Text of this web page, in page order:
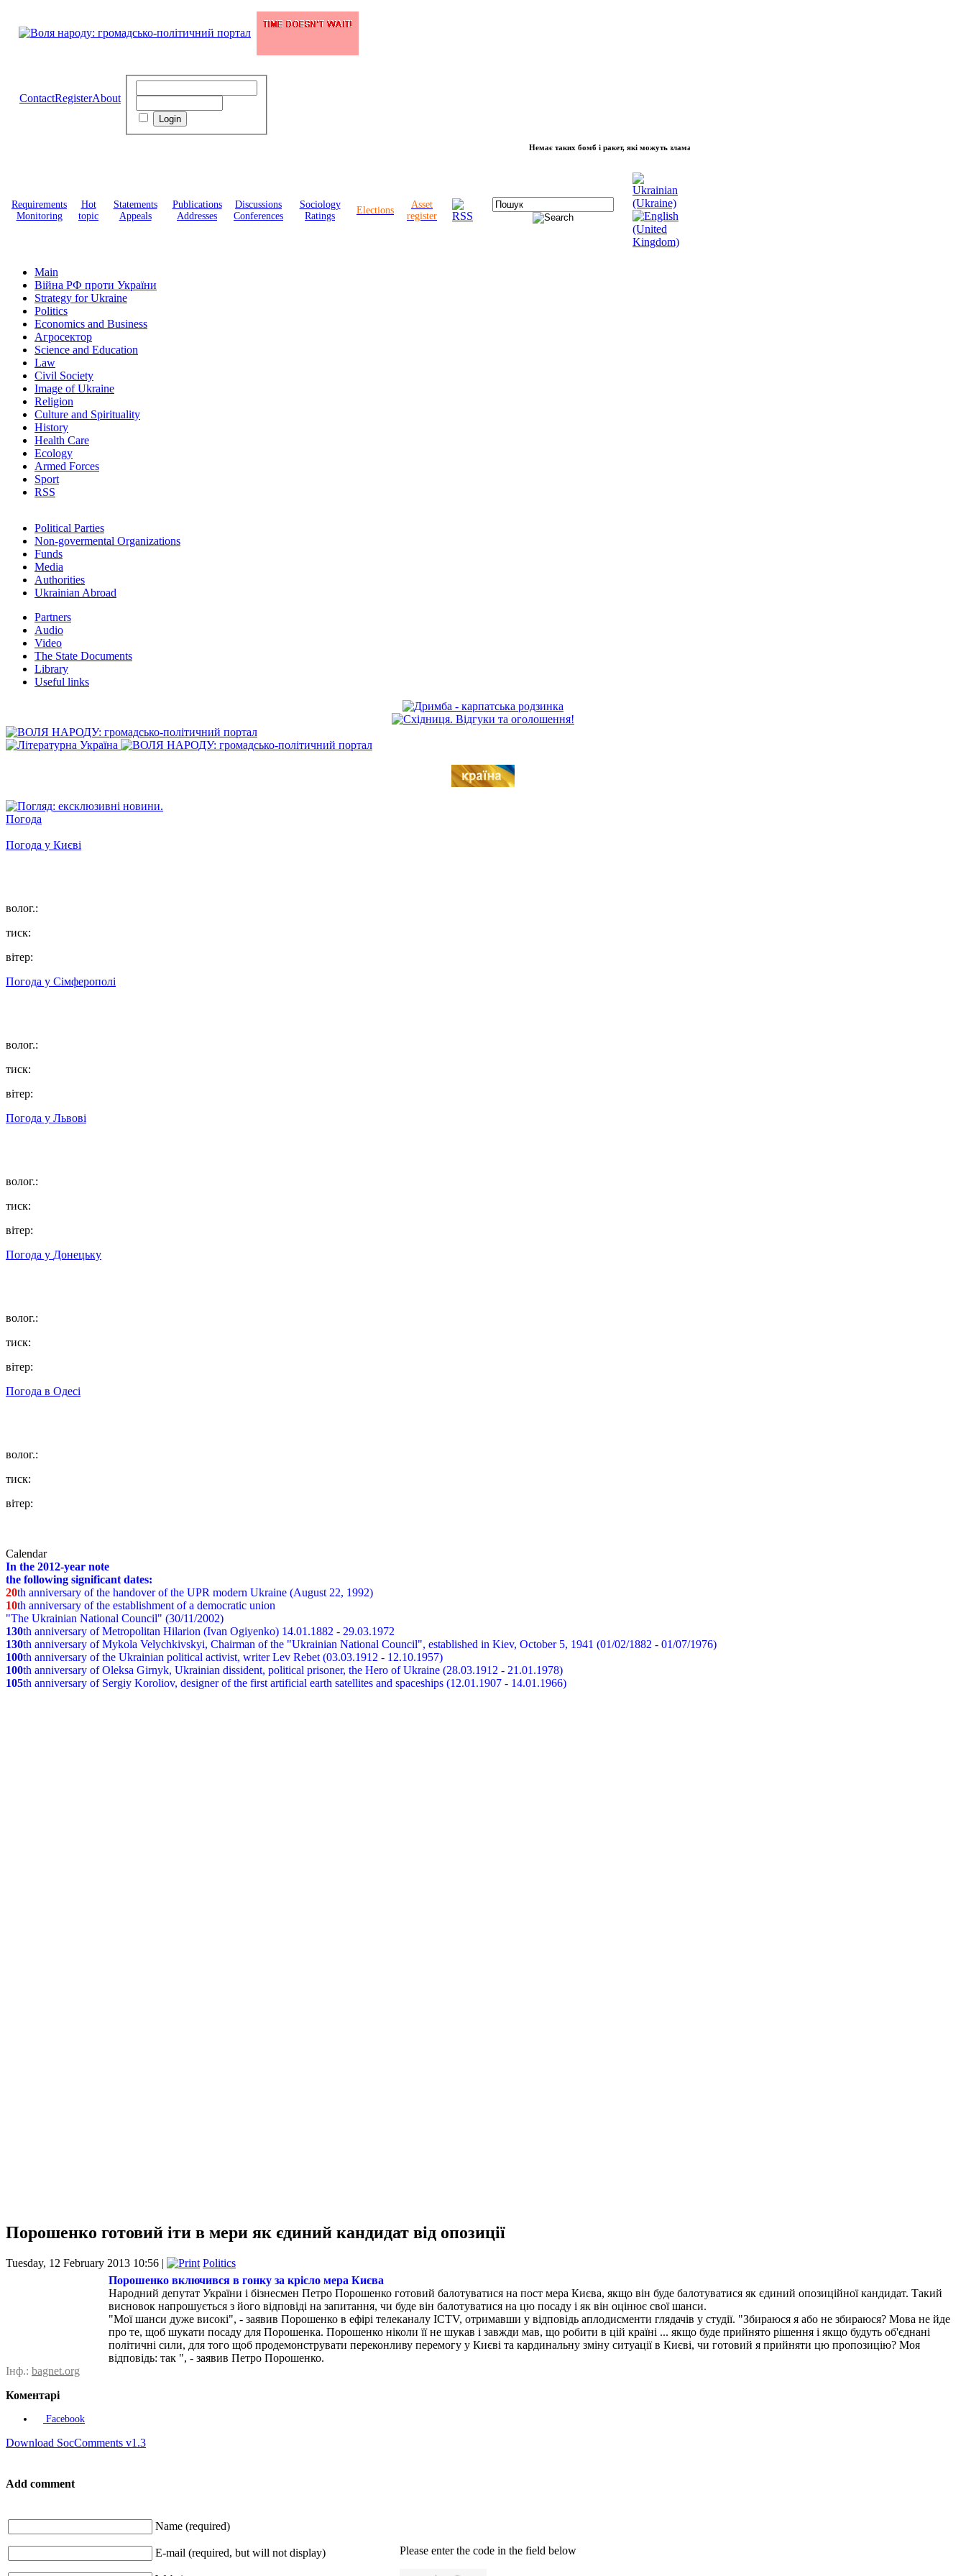
ContactRegisterAbout
Немає таких бомб і ракет, які можуть зламати волю народу, - Президент України Володимир Зеленський
Requirements
Monitoring
Hot
topic
Statements
Appeals
Publications
Addresses
Discussions
Conferences
Sociology
Ratings
Elections
Asset
register
Main
Війна РФ проти України
Strategy for Ukraine
Politics
Economics and Business
Агросектор
Science and Education
Law
Civil Society
Image of Ukraine
Religion
Culture and Spirituality
History
Health Care
Ecology
Armed Forces
Sport
RSS
Political Parties
Non-govermental Organizations
Funds
Мedia
Authorities
Ukrainian Abroad
Partners
Audio
Video
The State Documents
Library
Useful links
Погода
Погода у Києві
волог.:
тиск:
вітер:
Погода у Сімферополі
волог.:
тиск:
вітер:
Погода у Львові
волог.:
тиск:
вітер:
Погода у Донецьку
волог.:
тиск:
вітер:
Погода в Одесі
волог.:
тиск:
вітер:
Calendar
In the 2012-year note
the following significant dates:
20th anniversary of the handover of the UPR modern Ukraine (August 22, 1992)
10th anniversary of the establishment of a democratic union
"The Ukrainian National Council" (30/11/2002)
130th anniversary of Metropolitan Hilarion (Ivan Ogiyenko) 14.01.1882 - 29.03.1972
130th anniversary of Mykola Velychkivskyi, Chairman of the "Ukrainian National Council", established in Kiev, October 5, 1941 (01/02/1882 - 01/07/1976)
100th anniversary of the Ukrainian political activist, writer Lev Rebet (03.03.1912 - 12.10.1957)
100th anniversary of Oleksa Girnyk, Ukrainian dissident, political prisoner, the Hero of Ukraine (28.03.1912 - 21.01.1978)
105th anniversary of Sergiy Koroliov, designer of the first artificial earth satellites and spaceships (12.01.1907 - 14.01.1966)
Порошенко готовий іти в мери як єдиний кандидат від опозиції
Tuesday, 12 February 2013 10:56 |
Politics
Порошенко включився в гонку за крісло мера Києва
Народний депутат України і бізнесмен Петро Порошенко готовий балотуватися на пост мера Києва, якщо він буде балотуватися як єдиний опозиційної кандидат. Такий
висновок напрошується з його відповіді на запитання, чи буде він балотуватися на цю посаду і як він оцінює свої шанси.
"Мої шанси дуже високі", - заявив Порошенко в ефірі телеканалу ICTV, отримавши у відповідь аплодисменти глядачів у студії. "Збираюся я або не збираюся? Мова не йде
про те, щоб шукати посаду для Порошенка. Порошенко ніколи її не шукав і завжди мав, що робити в цій країні ... якщо буде прийнято рішення і якщо будуть об'єднані
політичні сили, для того щоб продемонструвати переконливу перемогу у Києві та кардинальну зміну ситуації в Києві, чи готовий я прийняти цю пропозицію? Моя
відповідь: так ", - заявив Петро Порошенко.
Інф.: bagnet.org
Коментарі
Facebook
Download SocComments v1.3
Add comment
Name (required)
E-mail (required, but will not display) Please enter the code in the field below